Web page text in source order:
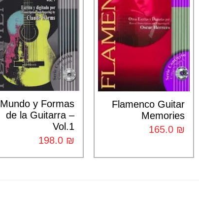
Flamenco Guitar
Memories
₪
Mundo y Formas
de la Guitarra –
Vol.1
₪